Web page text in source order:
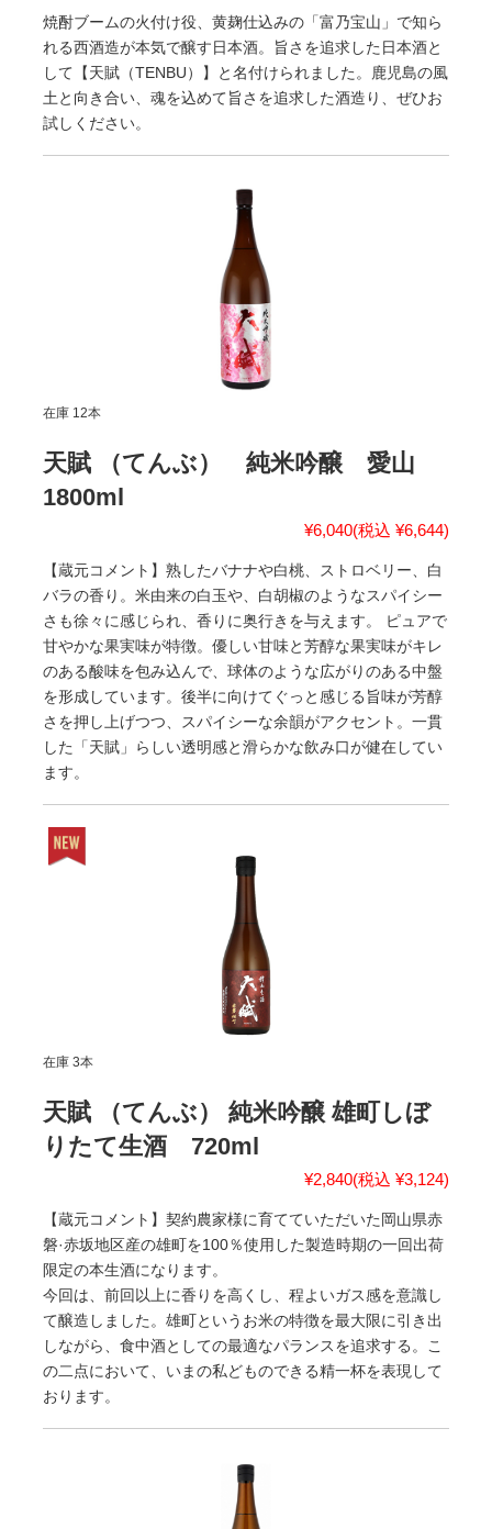
焼酎ブームの火付け役、黄麹仕込みの「富乃宝山」で知ら
れる西酒造が本気で醸す日本酒。旨さを追求した日本酒と
して【天賦（TENBU）】と名付けられました。鹿児島の風
土と向き合い、魂を込めて旨さを追求した酒造り、ぜひお
試しください。
在庫 12本
天賦 （てんぶ） 純米吟醸 愛山
1800ml
¥6,040(税込 ¥6,644)
【蔵元コメント】熟したバナナや白桃、ストロベリー、白
バラの香り。米由来の白玉や、白胡椒のようなスパイシー
さも徐々に感じられ、香りに奥行きを与えます。 ピュアで
甘やかな果実味が特徴。優しい甘味と芳醇な果実味がキレ
のある酸味を包み込んで、球体のような広がりのある中盤
を形成しています。後半に向けてぐっと感じる旨味が芳醇
さを押し上げつつ、スパイシーな余韻がアクセント。一貫
した「天賦」らしい透明感と滑らかな飲み口が健在してい
ます。
在庫 3本
天賦 （てんぶ） 純米吟醸 雄町しぼ
りたて生酒 720ml
¥2,840(税込 ¥3,124)
【蔵元コメント】契約農家様に育てていただいた岡山県赤
磐·赤坂地区産の雄町を100％使用した製造時期の一回出荷
限定の本生酒になります。
今回は、前回以上に香りを高くし、程よいガス感を意識し
て醸造しました。雄町というお米の特徴を最大限に引き出
しながら、食中酒としての最適なパランスを追求する。こ
の二点において、いまの私どものできる精一杯を表現して
おります。